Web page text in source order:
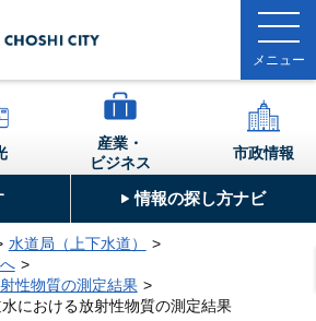
情報の探し方ナビ
産業・
ビジネス
市政情報
水道局（上下水道）
性物質の測定結果
における放射性物質の測定結果